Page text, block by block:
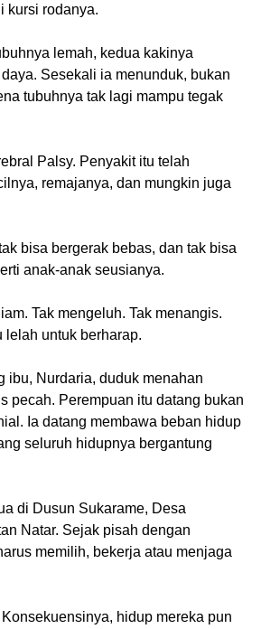
kursi rodanya.
lemah, kedua kakinya
Sesekali ia menunduk, bukan
tubuhnya tak lagi mampu tegak
Palsy. Penyakit itu telah
remajanya, dan mungkin juga
bisa bergerak bebas, dan tak bisa
anak-anak seusianya.
Tak mengeluh. Tak menangis.
lelah untuk berharap.
ibu, Nurdaria, duduk menahan
pecah. Perempuan itu datang bukan
Ia datang membawa beban hidup
seluruh hidupnya bergantung
di Dusun Sukarame, Desa
Natar. Sejak pisah dengan
memilih, bekerja atau menjaga
hidup mereka pun